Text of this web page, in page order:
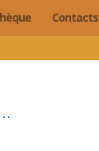
Contacts